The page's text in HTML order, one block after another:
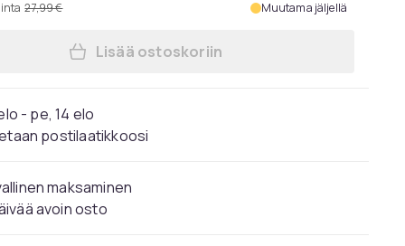
27,99 € Muutama jäljellä
Lisää Ruskea nahkainen Nato-
Lisää ostoskoriin
- pe, 14 elo
postilaatikkoosi
maksaminen
avoin osto